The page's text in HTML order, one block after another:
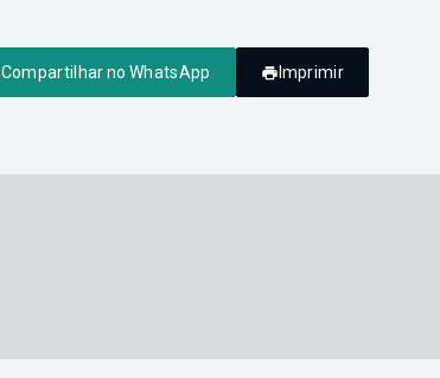
Compartilhar no WhatsApp Imprimir